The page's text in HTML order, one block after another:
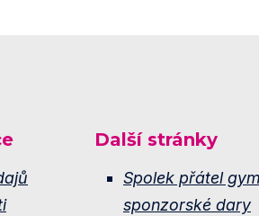
Další stránky
Spolek přátel
sponzorské dary